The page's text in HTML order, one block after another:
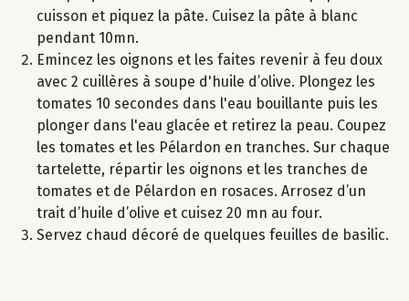
cuisson et piquez la pâte. Cuisez la pâte à blanc
pendant 10mn.
Emincez les oignons et les faites revenir à feu doux
avec 2 cuillères à soupe d'huile d’olive. Plongez les
tomates 10 secondes dans l'eau bouillante puis les
plonger dans l'eau glacée et retirez la peau. Coupez
les tomates et les Pélardon en tranches. Sur chaque
tartelette, répartir les oignons et les tranches de
tomates et de Pélardon en rosaces. Arrosez d’un
trait d’huile d’olive et cuisez 20 mn au four.
Servez chaud décoré de quelques feuilles de basilic.